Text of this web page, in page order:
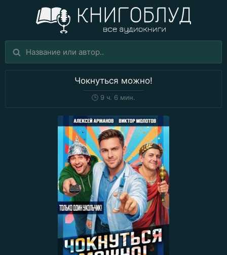
Чокнуться можно!
🕒 9 ч. 6 мин.